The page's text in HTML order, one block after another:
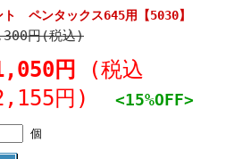
ト ペンタックス645用【5030】
円(税込)
円
(税込
円)
<15%OFF>
個